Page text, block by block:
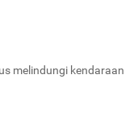
melindungi kendaraan